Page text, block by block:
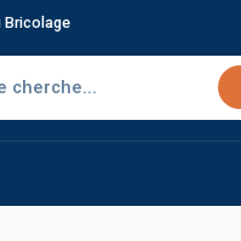
Bricolage